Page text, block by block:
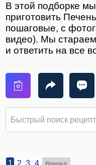
В этой подборке
приготовить
пошаговые, с
видео). Мы
и ответить на все
Вперед